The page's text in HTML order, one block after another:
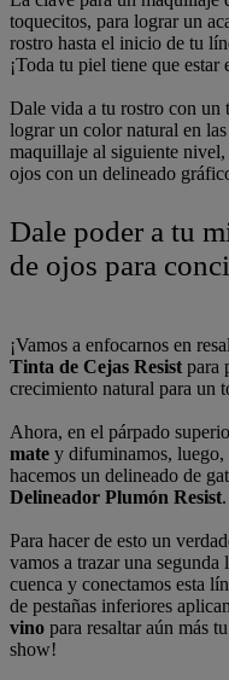
toquecitos, para lograr un
rostro hasta el inicio de tu
¡Toda tu piel tiene que
Dale vida a tu rostro con un
lograr un color natural en
maquillaje al siguiente
ojos con un delineado
Dale poder a tu
de ojos para
¡Vamos a enfocarnos en
Tinta de Cejas Resist para
crecimiento natural para un
Ahora, en el párpado
mate y difuminamos, luego,
hacemos un delineado de
Delineador Plumón Resist.
Para hacer de esto un
vamos a trazar una
cuenca y conectamos esta
de pestañas inferiores
vino para resaltar aún más
show!